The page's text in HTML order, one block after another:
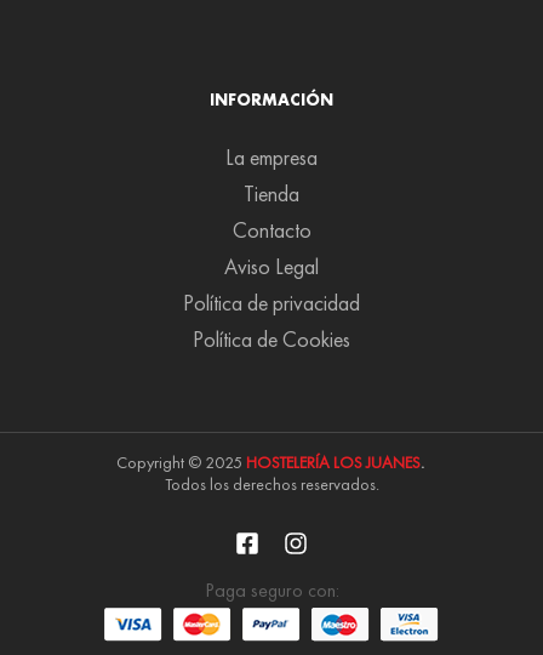
INFORMACIÓN
La empresa
Tienda
Contacto
Aviso Legal
Política de privacidad
Política de Cookies
Copyright © 2025 HOSTELERÍA LOS JUANES.
Todos los derechos reservados.
Paga seguro con: